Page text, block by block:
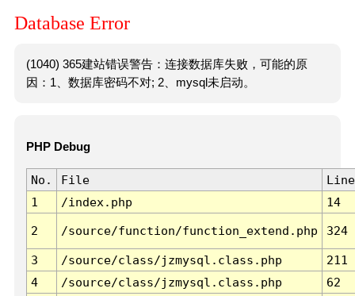
Database Error
(1040) 365建站错误警告：连接数据库失败，可能的原
因：1、数据库密码不对; 2、mysql未启动。
PHP Debug
No. File
Line
1
/index.php 14
2 /source/function/function_extend.php 324
3 /source/class/jzmysql.class.php
211
4
/source/class/jzmysql.class.php
62